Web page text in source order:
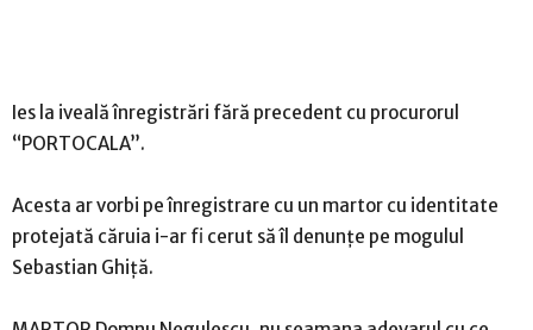
Ies la iveală înregistrări fără precedent cu procurorul
“PORTOCALA”.
Acesta ar vorbi pe înregistrare cu un martor cu identitate
protejată căruia i-ar fi cerut să îl denunţe pe mogulul
Sebastian Ghiţă.